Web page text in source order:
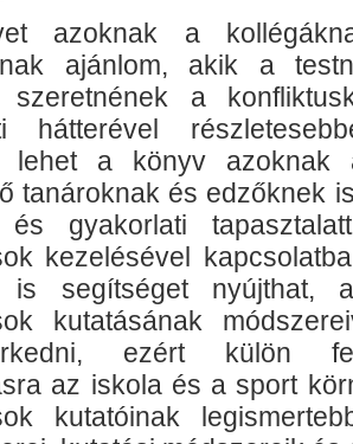
azoknak a
ajánlom, akik a
szeretnének a
hátterével
lehet a könyv azoknak
tanároknak és edzőknek
és gyakorlati
kezelésével
is segítséget nyújthat,
kutatásának
ezért külön
az iskola és a sport
kutatóinak